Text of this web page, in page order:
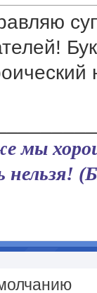
мы